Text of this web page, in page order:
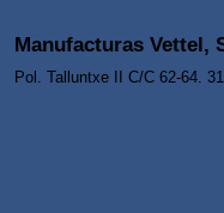
Manufacturas Vettel,
Pol. Talluntxe II C/C 62-64.